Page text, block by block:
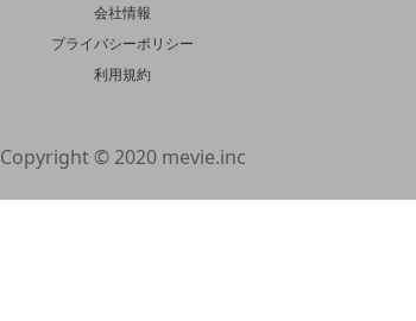
会社情報
プライバシーポリシー
利用規約
Copyright © 2020 mevie.inc